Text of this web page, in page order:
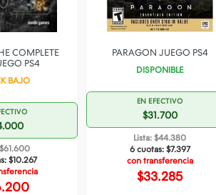
COMPLETE
PS4
BAJO
$10.267
PARAGON JUEGO PS4
DISPONIBLE
EN EFECTIVO
$31.700
Lista: $44.380
6 cuotas: $7.397
con transferencia
$33.285